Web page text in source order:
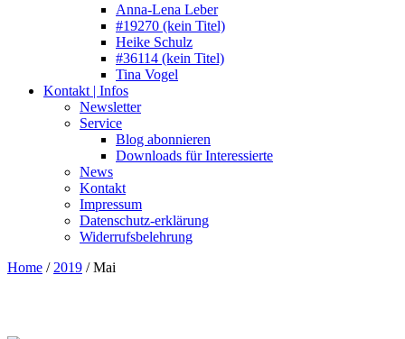
Anna-Lena Leber
#19270 (kein Titel)
Heike Schulz
#36114 (kein Titel)
Tina Vogel
Kontakt | Infos
Newsletter
Service
Blog abonnieren
Downloads für Interessierte
News
Kontakt
Impressum
Datenschutz-erklärung
Widerrufsbelehrung
Home / 2019 /Mai